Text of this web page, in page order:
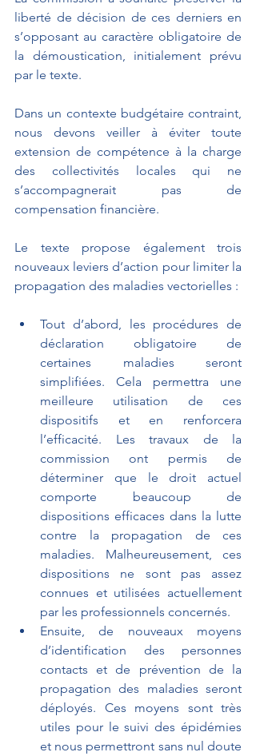
liberté de décision de ces derniers en
s’opposant au caractère obligatoire de
la démoustication, initialement prévu
par le texte.
Dans un contexte budgétaire contraint,
nous devons veiller à éviter toute
extension de compétence à la charge
des collectivités locales qui ne
s’accompagnerait pas de
compensation financière.
Le texte propose également trois
nouveaux leviers d’action pour limiter la
propagation des maladies vectorielles :
Tout d’abord, les procédures de
déclaration obligatoire de
certaines maladies seront
simplifiées. Cela permettra une
meilleure utilisation de ces
dispositifs et en renforcera
l’efficacité. Les travaux de la
commission ont permis de
déterminer que le droit actuel
comporte beaucoup de
dispositions efficaces dans la lutte
contre la propagation de ces
maladies. Malheureusement, ces
dispositions ne sont pas assez
connues et utilisées actuellement
par les professionnels concernés.
Ensuite, de nouveaux moyens
d’identification des personnes
contacts et de prévention de la
propagation des maladies seront
déployés. Ces moyens sont très
utiles pour le suivi des épidémies
et nous permettront sans nul doute